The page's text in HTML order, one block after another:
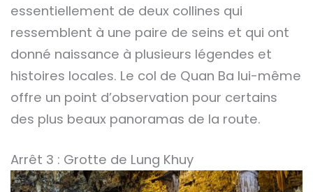
essentiellement de deux collines qui
ressemblent à une paire de seins et qui ont
donné naissance à plusieurs légendes et
histoires locales. Le col de Quan Ba lui-même
offre un point d’observation pour certains
des plus beaux panoramas de la route.
Arrêt 3 : Grotte de Lung Khuy